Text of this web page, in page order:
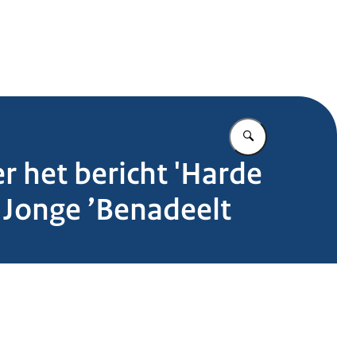
Vul in wat u
het bericht 'Harde
’Benadeelt